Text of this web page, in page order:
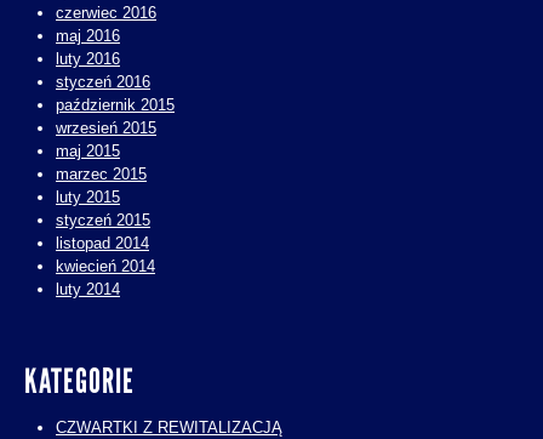
czerwiec 2016
maj 2016
luty 2016
styczeń 2016
październik 2015
wrzesień 2015
maj 2015
marzec 2015
luty 2015
styczeń 2015
listopad 2014
kwiecień 2014
luty 2014
KATEGORIE
CZWARTKI Z REWITALIZACJĄ